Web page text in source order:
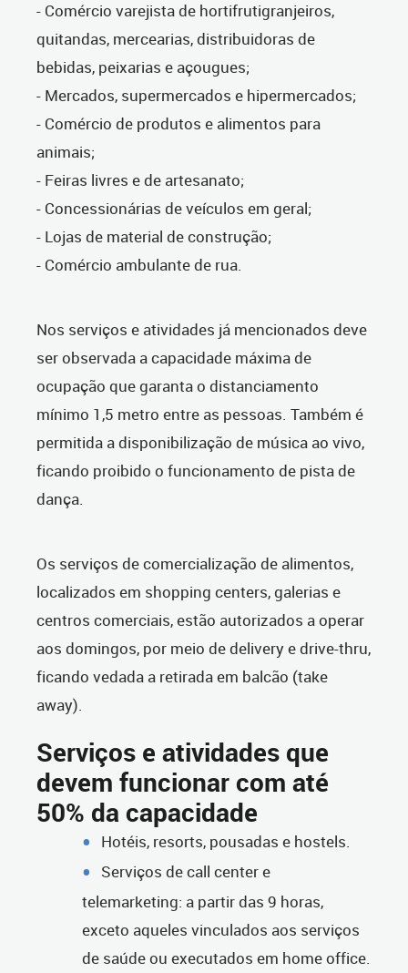
- Comércio varejista de hortifrutigranjeiros,
quitandas, mercearias, distribuidoras de
bebidas, peixarias e açougues;
- Mercados, supermercados e hipermercados;
- Comércio de produtos e alimentos para
animais;
- Feiras livres e de artesanato;
- Concessionárias de veículos em geral;
- Lojas de material de construção;
- Comércio ambulante de rua.
Nos serviços e atividades já mencionados deve
ser observada a capacidade máxima de
ocupação que garanta o distanciamento
mínimo 1,5 metro entre as pessoas. Também é
permitida a disponibilização de música ao vivo,
ficando proibido o funcionamento de pista de
dança.
Os serviços de comercialização de alimentos,
localizados em shopping centers, galerias e
centros comerciais, estão autorizados a operar
aos domingos, por meio de delivery e drive-thru,
ficando vedada a retirada em balcão (take
away).
Serviços e atividades que
devem funcionar com até
50% da capacidade
Hotéis, resorts, pousadas e hostels.
Serviços de call center e
telemarketing: a partir das 9 horas,
exceto aqueles vinculados aos serviços
de saúde ou executados em home office.